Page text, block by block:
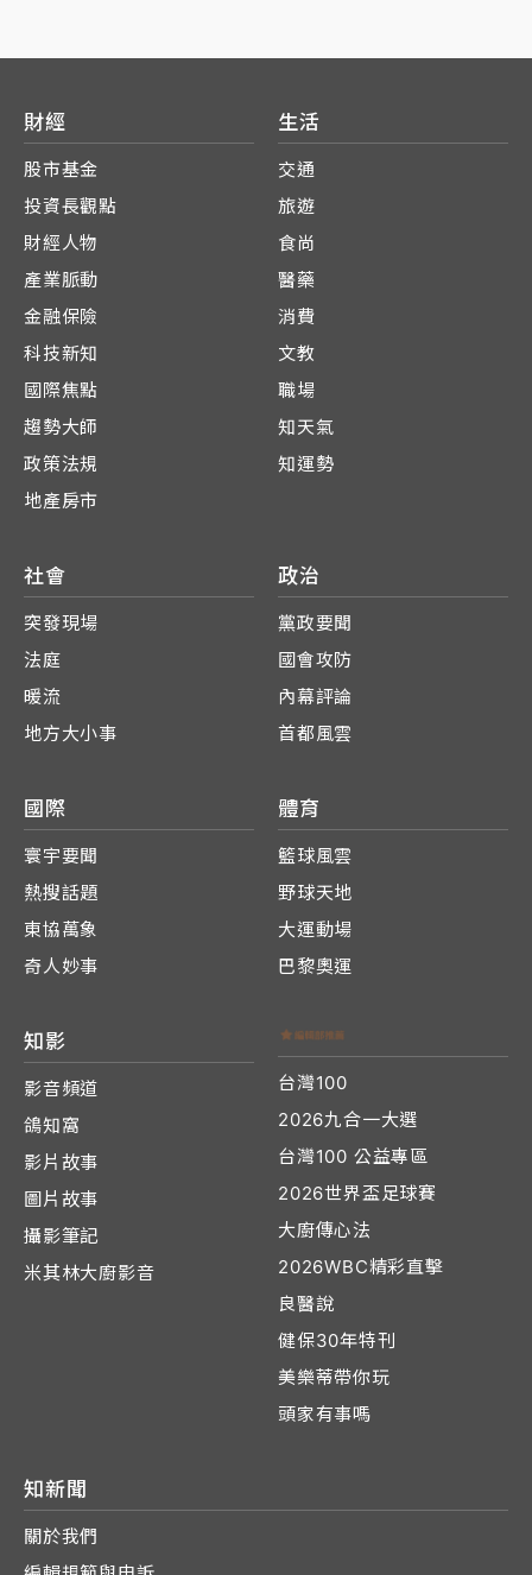
財經
股市基金
投資長觀點
財經人物
產業脈動
金融保險
科技新知
國際焦點
趨勢大師
政策法規
地產房市
生活
交通
旅遊
食尚
醫藥
消費
文教
職場
知天氣
知運勢
社會
突發現場
法庭
暖流
地方大小事
政治
黨政要聞
國會攻防
內幕評論
首都風雲
國際
寰宇要聞
熱搜話題
東協萬象
奇人妙事
體育
籃球風雲
野球天地
大運動場
巴黎奧運
知影
影音頻道
鴿知窩
影片故事
圖片故事
攝影筆記
米其林大廚影音
台灣100
2026九合一大選
台灣100 公益專區
2026世界盃足球賽
大廚傳心法
2026WBC精彩直擊
良醫說
健保30年特刊
美樂蒂帶你玩
頭家有事嗎
知新聞
關於我們